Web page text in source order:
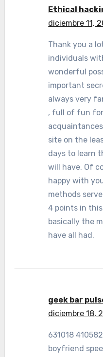
Ethical
diciembre 11,
Thank you a
individuals
wonderful
important
always very
, full of fun for
site on the
days to learn
will have. Of
happy with
methods
4 points in
basically the
have all had.
geek bar
diciembre 18,
631018
boyfriend